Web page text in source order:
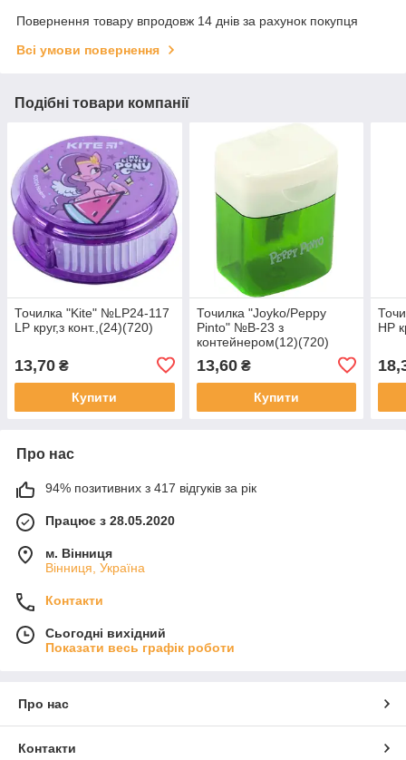
Повернення товару впродовж 14 днів за рахунок покупця
Всі умови повернення
Подібні товари компанії
Точилка "Kite" №LP24-117
LP круг,з конт.,(24)(720)
13,70 ₴
Купити
Точилка "Joyko/Peppy
Pinto" №В-23 з
контейнером(12)(720)
13,60₴
Купити
HP
Про нас
94% позитивних з 417 відгуків за рік
Працює з 28.05.2020
м. Вінниця
Вінниця, Україна
Контакти
Сьогодні вихідний
Показати весь графік роботи
Про нас
Контакти